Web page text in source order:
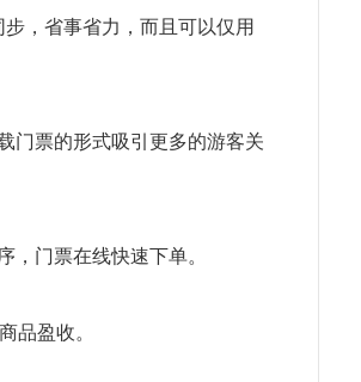
，省事省力，而且可以仅用
门票的形式吸引更多的游客关
门票在线快速下单。
盈收。